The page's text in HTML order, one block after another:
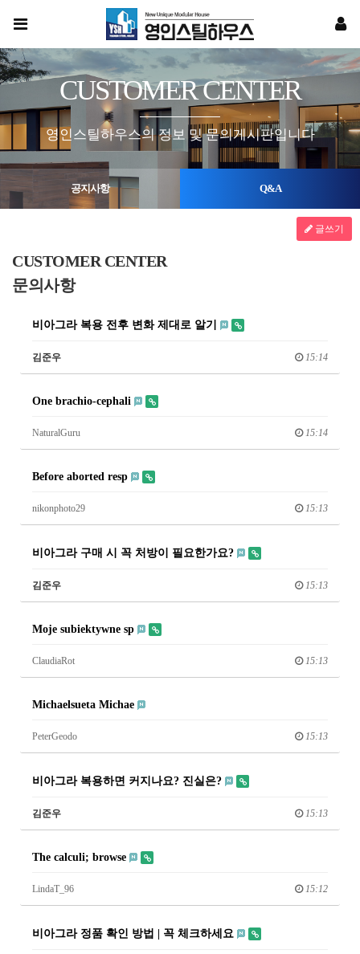
CUSTOMER CENTER
영인스틸하우스의 정보 및 문의게시판입니다
공지사항 Q&A
CUSTOMER CENTER
문의사항
글쓰기
비아그라 복용 전후 변화 제대로 알기
김준우 15:14
One brachio-cephali
NaturalGuru 15:14
Before aborted resp
nikonphoto29 15:13
비아그라 구매 시 꼭 처방이 필요한가요?
김준우 15:13
Moje subiektywne sp
ClaudiaRot 15:13
Michaelsueta Michae
PeterGeodo 15:13
비아그라 복용하면 커지나요? 진실은?
김준우 15:13
The calculi; browse
LindaT_96 15:12
비아그라 정품 확인 방법 | 꼭 체크하세요